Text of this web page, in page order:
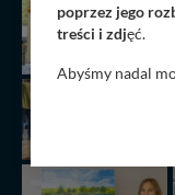
poprzez jego
treści i zdjęć.
Abyśmy nadal
dostosować do
pliki cookies)
wyszukania,